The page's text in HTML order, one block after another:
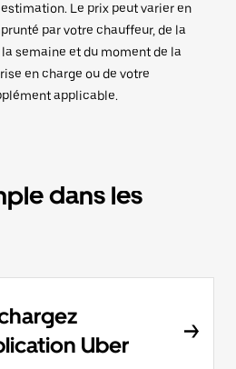
Le prix peut varier en
par votre chauffeur, de la
semaine et du moment de la
en charge ou de votre
applicable.
dans les
Uber